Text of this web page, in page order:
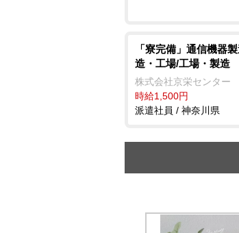
「寮完備」通信機器
造・工場/工場・製造
株式会社京栄センター
時給1,500円
派遣社員 / 神奈川県